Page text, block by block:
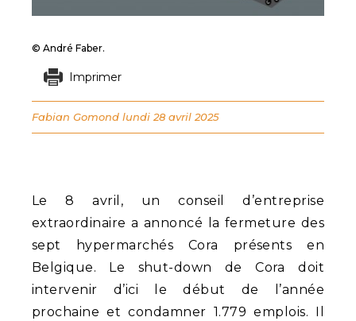
Le 8 avril, un conseil d’entreprise
extraordinaire a annoncé la fermeture des
sept hypermarchés Cora présents en
Belgique. Le shut-down de Cora doit
intervenir d’ici le début de l’année
prochaine et condamner 1.779 emplois. Il
© André Faber.
Imprimer
Fabian Gomond lundi 28 avril 2025